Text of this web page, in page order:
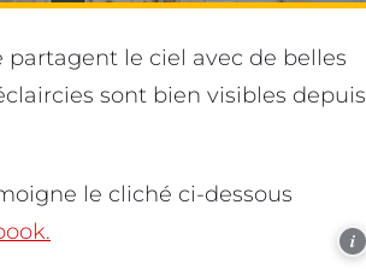
le ciel avec de belles
sont bien visibles depuis
le cliché ci-dessous
i